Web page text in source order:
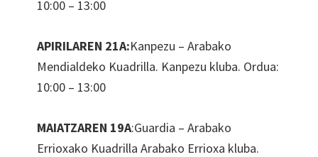
10:00 – 13:00
APIRILAREN 21A:Kanpezu – Arabako
Mendialdeko Kuadrilla. Kanpezu kluba. Ordua:
10:00 – 13:00
MAIATZAREN 19A:Guardia – Arabako
Errioxako Kuadrilla Arabako Errioxa kluba.